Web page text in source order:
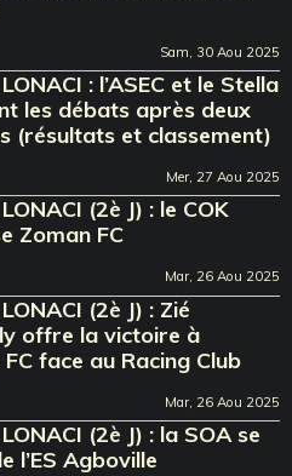
Sam, 30 Aou 2025
: l’ASEC et le Stella
les débats après deux
(résultats et classement)
Mer, 27 Aou 2025
(2è J) : le COK
Zoman FC
Mar, 26 Aou 2025
(2è J) : Zié
offre la victoire à
face au Racing Club
Mar, 26 Aou 2025
(2è J) : la SOA se
l’ES Agboville